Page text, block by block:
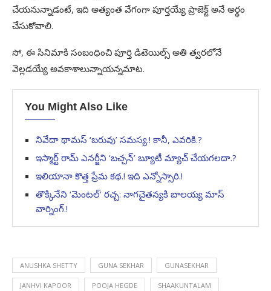
చేయనున్నాడంటే, ఇది అత్యంత వేగంగా పూర్తయ్యే ప్రాజెక్ట్‌ అనే అర్థం
చేసుకోవాలి.
సో, ఈ సినిమాకి సంబంధించి పూర్తి డిటెయిల్స్‌ అతి త్వరలోనే
వెల్లడయ్యే అవకాశాలున్నాయన్నమాట.
You Might Also Like
నివేదా థామస్ ‘బరువు’ సమస్య.! కానీ, ఎవరికి.?
ఇస్మార్ట్ రామ్ ఎనర్జీని ‘బచ్చన్’ బ్యూటీ మ్యాచ్ చేయగలదా.?
ఇలియానా కొత్త ప్రేమ కథ.! ఇది ఎన్నోస్సారి.!
తొక్కినేని ‘మెంటల్’ రచ్చ: నాగచైతన్యకి బాలయ్య మాస్
వార్నింగ్.!
ANUSHKA SHETTY GUNA SEKHAR GUNASEKHAR
JANHVI KAPOOR POOJA HEGDE SHAAKUNTALAM